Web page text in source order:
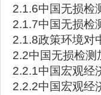
2.1.6中国无损检
2.1.7中国无损检
2.1.8政策环境对
2.2中国无损检
2.2.1中国宏观经
2.2.2中国宏观经